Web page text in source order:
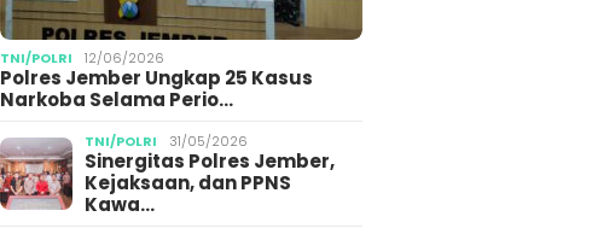
TNI/POLRI 12/06/2026
Polres Jember Ungkap 25 Kasus
Narkoba Selama Perio…
TNI/POLRI 31/05/2026
Sinergitas Polres Jember,
Kejaksaan, dan PPNS
Kawa…